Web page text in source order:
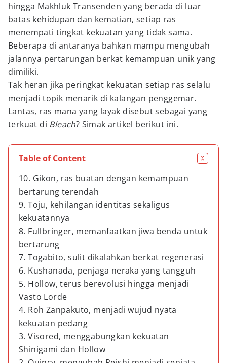
hingga Makhluk Transenden yang berada di luar
batas kehidupan dan kematian, setiap ras
menempati tingkat kekuatan yang tidak sama.
Beberapa di antaranya bahkan mampu mengubah
jalannya pertarungan berkat kemampuan unik yang
dimiliki.
Tak heran jika peringkat kekuatan setiap ras selalu
menjadi topik menarik di kalangan penggemar.
Lantas, ras mana yang layak disebut sebagai yang
terkuat di Bleach? Simak artikel berikut ini.
Table of Content
10. Gikon, ras buatan dengan kemampuan
bertarung terendah
9. Toju, kehilangan identitas sekaligus
kekuatannya
8. Fullbringer, memanfaatkan jiwa benda untuk
bertarung
7. Togabito, sulit dikalahkan berkat regenerasi
6. Kushanada, penjaga neraka yang tangguh
5. Hollow, terus berevolusi hingga menjadi
Vasto Lorde
4. Roh Zanpakuto, menjadi wujud nyata
kekuatan pedang
3. Visored, menggabungkan kekuatan
Shinigami dan Hollow